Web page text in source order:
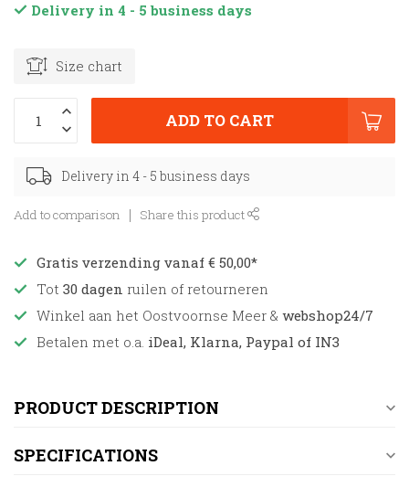
Delivery in 4 - 5 business days
Size chart
ADD TO CART
Delivery in 4 - 5 business days
Add to comparison Share this product
Gratis verzending vanaf € 50,00*
Tot 30 dagen ruilen of retourneren
Winkel aan het Oostvoornse Meer & webshop24/7
Betalen met o.a. iDeal, Klarna, Paypal of IN3
PRODUCT DESCRIPTION
SPECIFICATIONS